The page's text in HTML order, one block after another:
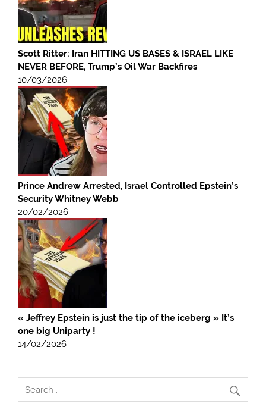
Scott Ritter: Iran HITTING US BASES & ISRAEL LIKE
NEVER BEFORE, Trump’s Oil War Backfires
10/03/2026
Prince Andrew Arrested, Israel Controlled Epstein’s
Security Whitney Webb
20/02/2026
« Jeffrey Epstein is just the tip of the iceberg » It’s
one big Uniparty !
14/02/2026